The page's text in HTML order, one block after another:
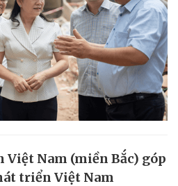
Nam (miền Bắc) góp
triển Việt Nam